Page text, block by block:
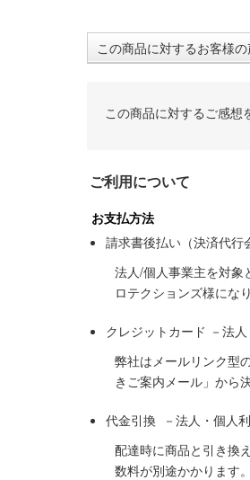
この商品に対するお客様
この商品に対するご感想
ご利用について
お支払方法
請求書後払い（決済代行
法人/個人事業主を対象
ロテクションズ様にな
クレジットカード －法
弊社はメールリンク型
きご案内メール」から
代金引換 －法人・個人
配達時に商品と引き換
数料が別途かかります。